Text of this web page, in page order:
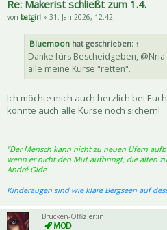
Re: Makerist schließt zum 1.4.
von batgirl » 31. Jan 2026, 12:42
Bluemoon hat geschrieben: ↑
Danke fürs Bescheidgeben,
alle meine Kurse "retten".
Ich möchte mich auch herzlich bei
konnte auch alle Kurse noch sichern!
"Der Mensch kann nicht zu neuen Ufern
wenn er nicht den Mut aufbringt, die alten
André Gide
Kinderaugen sind wie klare Bergseen auf
Brücken-Offizier:in